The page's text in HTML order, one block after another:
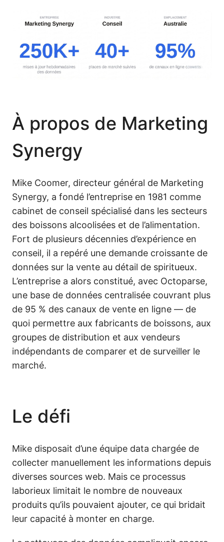
À propos de Marketing
Synergy
Mike Coomer, directeur général de Marketing
Synergy, a fondé l’entreprise en 1981 comme
cabinet de conseil spécialisé dans les secteurs
des boissons alcoolisées et de l’alimentation.
Fort de plusieurs décennies d’expérience en
conseil, il a repéré une demande croissante de
données sur la vente au détail de spiritueux.
L’entreprise a alors constitué, avec Octoparse,
une base de données centralisée couvrant plus
de 95 % des canaux de vente en ligne — de
quoi permettre aux fabricants de boissons, aux
groupes de distribution et aux vendeurs
indépendants de comparer et de surveiller le
marché.
Le défi
Mike disposait d’une équipe data chargée de
collecter manuellement les informations depuis
diverses sources web. Mais ce processus
laborieux limitait le nombre de nouveaux
produits qu’ils pouvaient ajouter, ce qui bridait
leur capacité à monter en charge.